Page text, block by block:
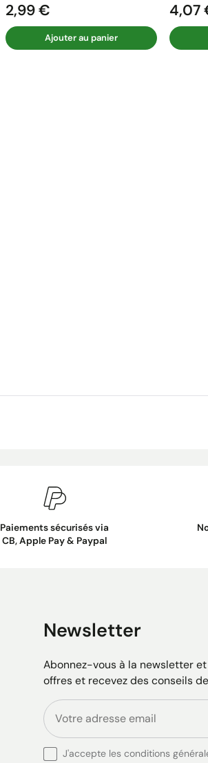
Prix
2,99 €
Ajouter au panier
Prix
4,07
Paiements sécurisés via
CB, Apple Pay & Paypal
Newsletter
Abonnez-vous à la newsletter
offres et recevez des conseils
J'accepte les conditions